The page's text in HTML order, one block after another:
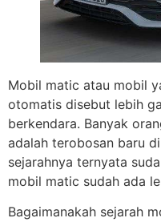
Mobil matic atau mobil
otomatis disebut lebih
berkendara. Banyak
adalah terobosan baru
sejarahnya ternyata
mobil matic sudah ada
Bagaimanakah sejarah